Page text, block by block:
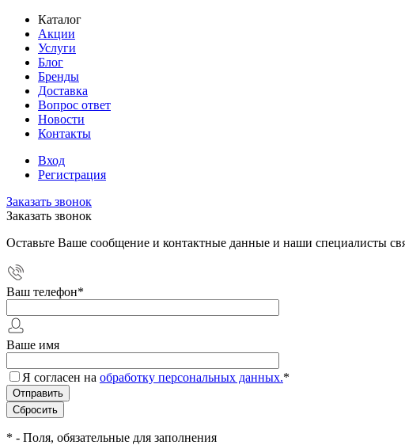
Каталог
Акции
Услуги
Блог
Бренды
Доставка
Вопрос ответ
Новости
Контакты
Вход
Регистрация
Заказать звонок
Заказать звонок
Оставьте Ваше сообщение и контактные данные и наши специалисты
Ваш телефон*
Ваше имя
Я согласен на обработку персональных данных.*
* - Поля, обязательные для заполнения